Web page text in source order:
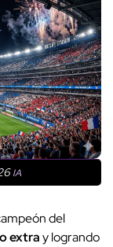
IA
del
extray logrando